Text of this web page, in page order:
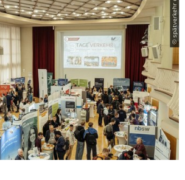
© spätverkehr e.V.